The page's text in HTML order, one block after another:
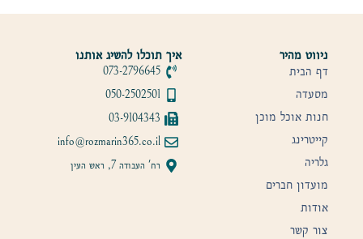
ניווט מהיר
דף הבית
מסעדה
חנות אוכל מוכן
קייטרינג
גלריה
מועדון חברים
אודות
צור קשר
איך תוכלו להשיג אותנו
073-2796645
050-2502501
03-9104343
info@rozmarin365.co.il
רח' העבודה 7, ראש העין